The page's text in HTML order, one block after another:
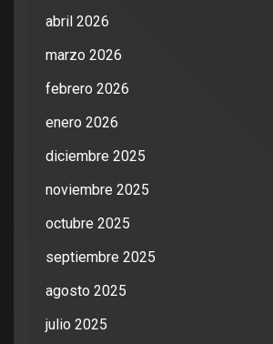
abril 2026
marzo 2026
febrero 2026
enero 2026
diciembre 2025
noviembre 2025
octubre 2025
septiembre 2025
agosto 2025
julio 2025